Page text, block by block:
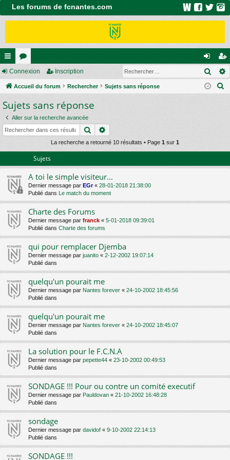
Les forums de fcnantes.com
ac
co
ur
ci
s
or
u
m
s
on
ne
ns
cri
Connexion Inscription
Accueil du forum Rechercher Sujets sans réponse
c
h
Sujets sans réponse
Aller sur la recherche avancée
Rechercher
La recherche a retourné 10 résultats • Page 1 sur 1
Sujets
A toi le simple visiteur...
Dernier message par EGr« 28-01-2018 21:38:00
Publié dans Le match du moment
Charte des Forums
Dernier message par franck « 5-01-2018 09:39:01
Publié dans Charte des forums
qui pour remplacer Djemba
Dernier message par juanito « 2-12-2002 19:07:14
Publié dans
quelqu'un pourait me
Dernier message par Nantes forever « 24-10-2002 18:45:56
Publié dans
quelqu'un pourait me
Dernier message par Nantes forever « 24-10-2002 18:45:07
Publié dans
La solution pour le F.C.N.A
Dernier message par pepette44 « 23-10-2002 00:49:53
Publié dans
SONDAGE !!! Pour ou contre un comité executif
Dernier message par Pauldovan « 21-10-2002 16:48:28
Publié dans
sondage
Dernier message par davidof « 9-10-2002 22:14:13
Publié dans
SONDAGE !!!